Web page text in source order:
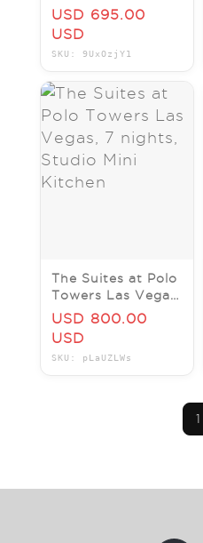
Mini Suite/Sleeps
4 - 7Nts JUN thru
DEC 2026
USD 695.00
USD
SKU: 9UxOzjY1
The Suites at Polo
Towers Las Vegas,
7 nights, Studio
Mini Kitchen
USD 800.00
USD
SKU: pLaUZLWs
1